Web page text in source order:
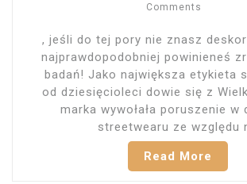
Comments
, jeśli do tej pory nie znasz
najprawdopodobniej powinieneś
badań! Jako największa etykieta
od dziesięcioleci dowie się z
marka wywołała poruszenie w
streetwearu ze względu
Read More